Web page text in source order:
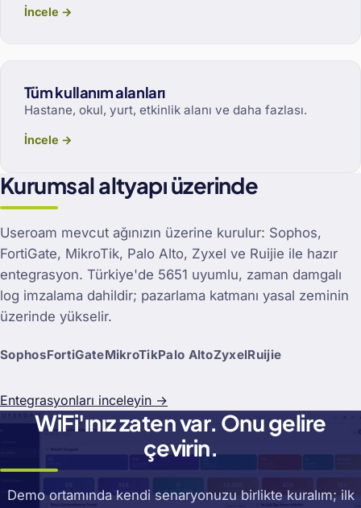
İncele →
Tüm kullanım alanları
Hastane, okul, yurt, etkinlik alanı ve daha fazlası.
İncele →
Kurumsal altyapı üzerinde
Useroam mevcut ağınızın üzerine kurulur: Sophos,
FortiGate, MikroTik, Palo Alto, Zyxel ve Ruijie ile hazır
entegrasyon. Türkiye'de 5651 uyumlu, zaman damgalı
log imzalama dahildir; pazarlama katmanı yasal zeminin
üzerinde yükselir.
SophosFortiGateMikroTikPalo AltoZyxelRuijie
Entegrasyonları inceleyin →
WiFi'ınız zaten var. Onu gelire
çevirin.
Demo ortamında kendi senaryonuzu birlikte kuralım; ilk